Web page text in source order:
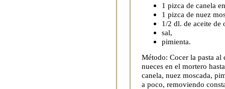
1 pizca de canela
1 pizca de nuez
1/2 dl. de aceite de
sal,
pimienta.
Método: Cocer la pasta al
nueces en el mortero
canela, nuez moscada,
a poco, removiendo